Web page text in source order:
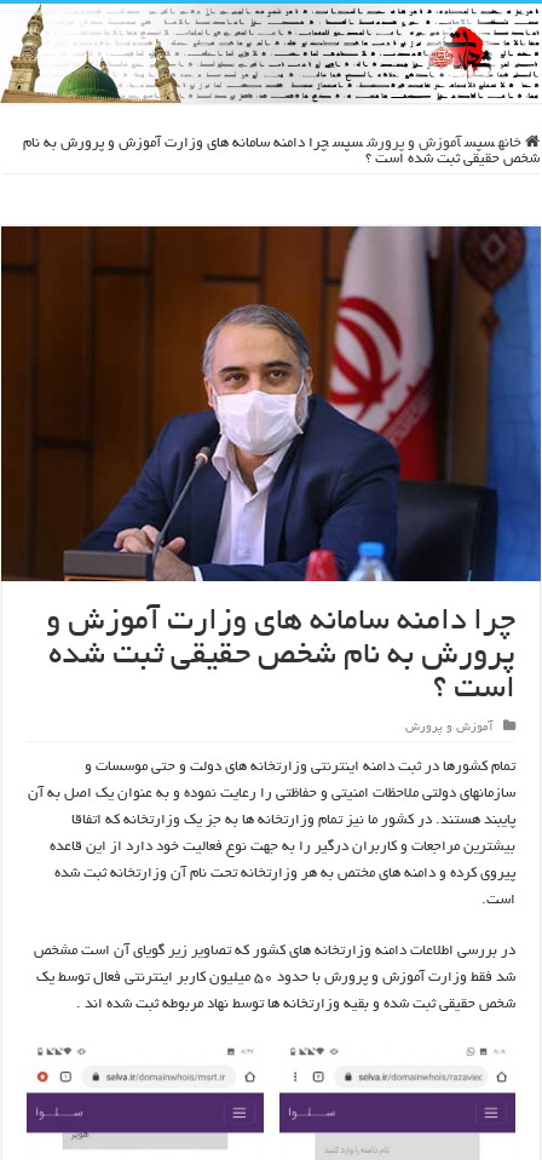
خانه سپس آموزش و پرورش سپس چرا دامنه سامانه های وزارت آموزش و پرورش به نام
شخص حقیقی ثبت شده است ؟
چرا دامنه سامانه های وزارت آموزش و
پرورش به نام شخص حقیقی ثبت شده
است ؟
آموزش و پرورش
تمام کشورها در ثبت دامنه اینترنتی وزارتخانه های دولت و حتی موسسات و
سازمانهای دولتی ملاحظات امنیتی و حفاظتی را رعایت نموده و به عنوان یک اصل به آن
پایبند هستند. در کشور ما نیز تمام وزارتخانه ها به جز یک وزارتخانه که اتفاقا
بیشترین مراجعات و کاربران درگیر را به جهت نوع فعالیت خود دارد از این قاعده
پیروی کرده و دامنه های مختص به هر وزارتخانه تحت نام آن وزارتخانه ثبت شده
است.
در بررسی اطلاعات دامنه وزارتخانه های کشور که تصاویر زیر گویای آن است مشخص
شد فقط وزارت آموزش و پرورش با حدود ۵۰ میلیون کاربر اینترنتی فعال توسط یک
شخص حقیقی ثبت شده و بقیه وزارتخانه ها توسط نهاد مربوطه ثبت شده اند .